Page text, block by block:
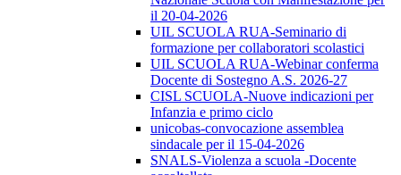
il 20-04-2026
UIL SCUOLA RUA-Seminario di
formazione per collaboratori scolastici
UIL SCUOLA RUA-Webinar conferma
Docente di Sostegno A.S. 2026-27
CISL SCUOLA-Nuove indicazioni per
Infanzia e primo ciclo
unicobas-convocazione assemblea
sindacale per il 15-04-2026
SNALS-Violenza a scuola -Docente